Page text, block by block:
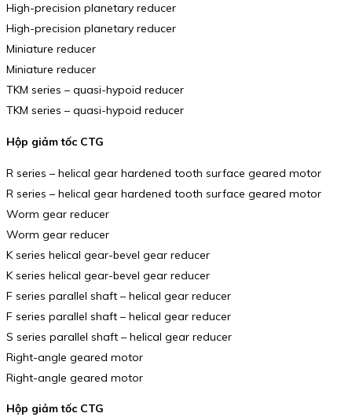
High-precision planetary reducer
High-precision planetary reducer
Miniature reducer
Miniature reducer
TKM series – quasi-hypoid reducer
TKM series – quasi-hypoid reducer
Hộp giảm tốc CTG
R series – helical gear hardened tooth surface geared motor
R series – helical gear hardened tooth surface geared motor
Worm gear reducer
Worm gear reducer
K series helical gear-bevel gear reducer
K series helical gear-bevel gear reducer
F series parallel shaft – helical gear reducer
F series parallel shaft – helical gear reducer
S series parallel shaft – helical gear reducer
Right-angle geared motor
Right-angle geared motor
Hộp giảm tốc CTG